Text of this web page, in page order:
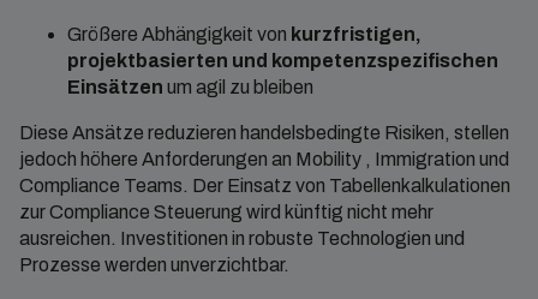
Größere Abhängigkeit von kurzfristigen,
projektbasierten und kompetenzspezifischen
Einsätzen um agil zu bleiben
Diese Ansätze reduzieren handelsbedingte Risiken, stellen
jedoch höhere Anforderungen an Mobility , Immigration und
Compliance Teams. Der Einsatz von Tabellenkalkulationen
zur Compliance Steuerung wird künftig nicht mehr
ausreichen. Investitionen in robuste Technologien und
Prozesse werden unverzichtbar.